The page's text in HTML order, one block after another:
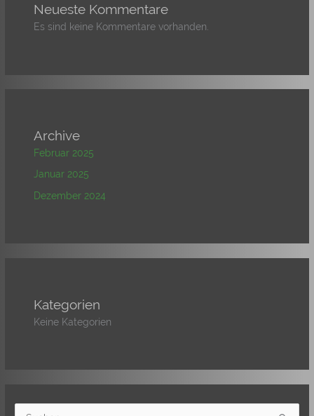
Neueste Kommentare
Es sind keine Kommentare vorhanden.
Archive
Februar 2025
Januar 2025
Dezember 2024
Kategorien
Keine Kategorien